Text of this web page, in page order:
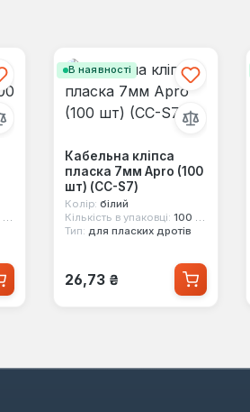
В наявності
Кабельна кліпса
пласка 7мм Apro (100
шт) (CC-S7)
Колір: білий
Кількість в упаковці: 100 шт
Тип: для пласких дротів
Звичайна ціна:
26,73 ₴